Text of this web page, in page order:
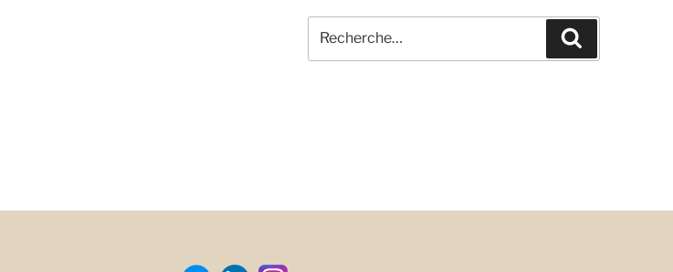
pour
: